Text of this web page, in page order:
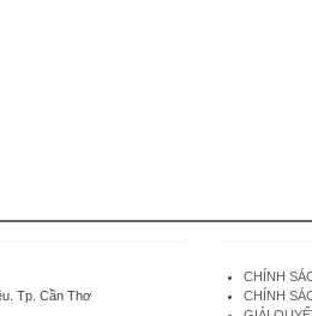
Tp. Cần Thơ
CHÍNH
CHÍNH